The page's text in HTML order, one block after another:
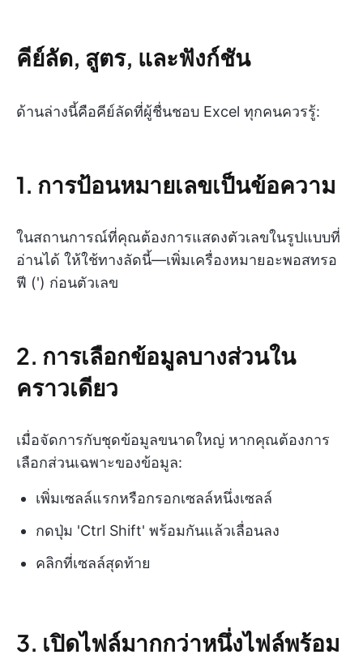
คีย์ลัด, สูตร, และฟังก์ชัน
ด้านล่างนี้คือคีย์ลัดที่ผู้ชื่นชอบ Excel ทุกคนควรรู้:
1. การป้อนหมายเลขเป็นข้อความ
ในสถานการณ์ที่คุณต้องการแสดงตัวเลขในรูปแบบที่
อ่านได้ ให้ใช้ทางลัดนี้—เพิ่มเครื่องหมายอะพอสทรอ
ฟี (') ก่อนตัวเลข
2. การเลือกข้อมูลบางส่วนใน
คราวเดียว
เมื่อจัดการกับชุดข้อมูลขนาดใหญ่ หากคุณต้องการ
เลือกส่วนเฉพาะของข้อมูล:
เพิ่มเซลล์แรกหรือกรอกเซลล์หนึ่งเซลล์
กดปุ่ม 'Ctrl Shift' พร้อมกันแล้วเลื่อนลง
คลิกที่เซลล์สุดท้าย
3. เปิดไฟล์มากกว่าหนึ่งไฟล์พร้อม